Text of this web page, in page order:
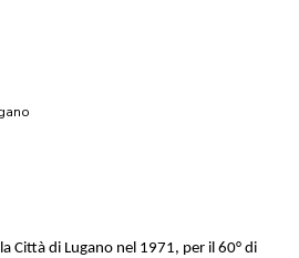
Città di Lugano nel 1971, per il 60° di